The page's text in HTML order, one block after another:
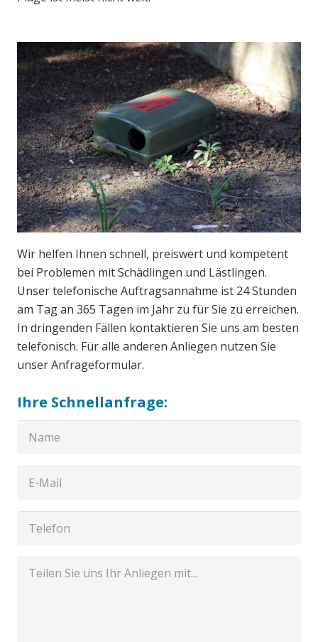
Wir helfen Ihnen schnell, preiswert und kompetent
bei Problemen mit Schädlingen und Lästlingen.
Unser telefonische Auftragsannahme ist 24 Stunden
am Tag an 365 Tagen im Jahr zu für Sie zu erreichen.
In dringenden Fällen kontaktieren Sie uns am besten
telefonisch. Für alle anderen Anliegen nutzen Sie
unser Anfrageformular.
Ihre Schnellanfrage: